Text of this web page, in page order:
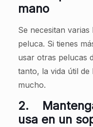
mano
Se necesitan
peluca. Si tienes
usar otras pelucas
tanto, la vida útil
mucho.
2.
usa en un